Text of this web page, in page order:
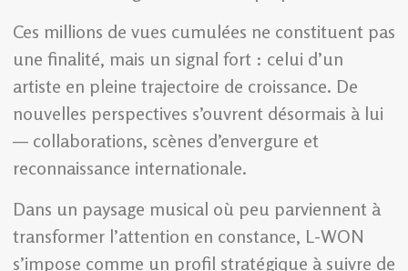
Ces millions de vues cumulées ne constituent pas
une finalité, mais un signal fort : celui d’un
artiste en pleine trajectoire de croissance. De
nouvelles perspectives s’ouvrent désormais à lui
— collaborations, scènes d’envergure et
reconnaissance internationale.
Dans un paysage musical où peu parviennent à
transformer l’attention en constance, L-WON
s’impose comme un profil stratégique à suivre de